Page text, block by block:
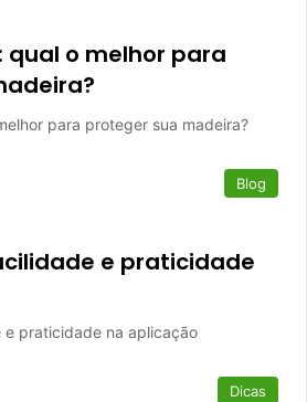
qual o melhor para
para proteger sua madeira?
Blog
e praticidade
praticidade na aplicação
Dicas